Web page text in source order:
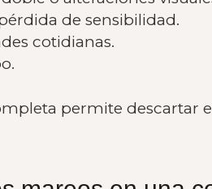
de sensibilidad.
cotidianas.
permite descartar